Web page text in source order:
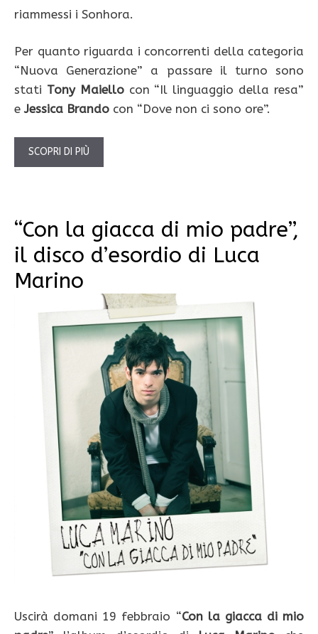
riammessi i Sonhora.
Per quanto riguarda i concorrenti della categoria
“Nuova Generazione” a passare il turno sono
stati Tony Maiellocon “Il linguaggio della resa”
eJessica Brando con “Dove non ci sono ore”.
SCOPRI DI PIÙ
“Con la giacca di mio padre”,
il disco d’esordio di Luca
Marino
Uscirà domani 19 febbraio “Con la giacca di mio